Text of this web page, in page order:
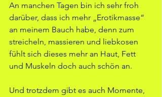
An manchen Tagen bin ich sehr froh
darüber, dass ich mehr „Erotikmasse“
an meinem Bauch habe, denn zum
streicheln, massieren und liebkosen
fühlt sich dieses mehr an Haut, Fett
und Muskeln doch auch schön an.
Und trotzdem gibt es auch Momente,